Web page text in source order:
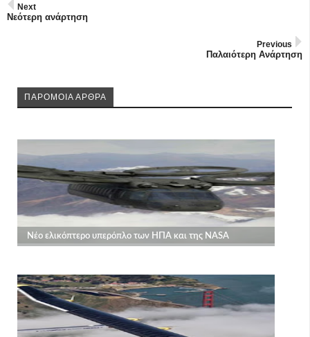
Next
Νεότερη ανάρτηση
Previous
Παλαιότερη Ανάρτηση
ΠΑΡΟΜΟΙΑ ΑΡΘΡΑ